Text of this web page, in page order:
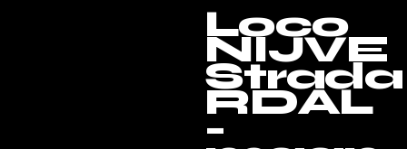
Loco
Strada
-
NIJVE
RDAL